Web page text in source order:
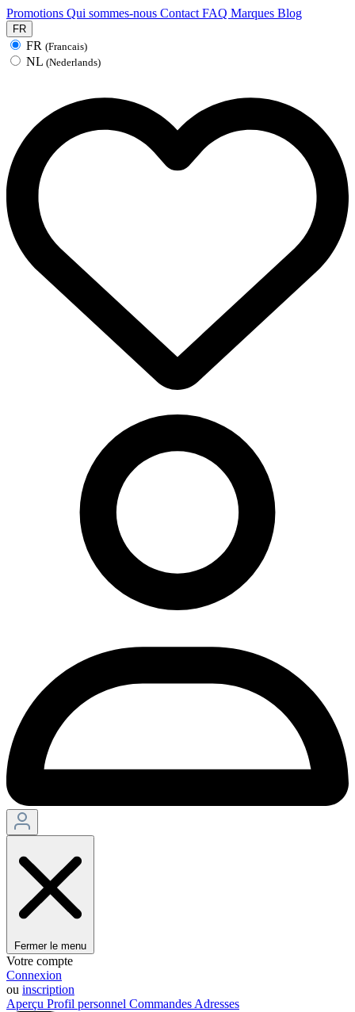
Promotions Qui sommes-nous Contact FAQ Marques Blog
FR
FR (Francais)
NL (Nederlands)
Fermer le menu
Votre compte
Connexion
ou inscription
Aperçu Profil personnel Commandes Adresses